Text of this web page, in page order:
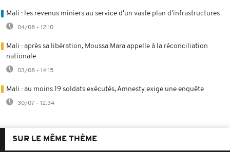
Mali : les revenus miniers au service d'un vaste plan d'infrastructures
04/08 - 12:10
Mali : après sa libération, Moussa Mara appelle à la réconciliation
nationale
03/08 - 14:15
Mali : au moins 19 soldats exécutés, Amnesty exige une enquête
30/07 - 12:34
SUR LE MÊME THÈME